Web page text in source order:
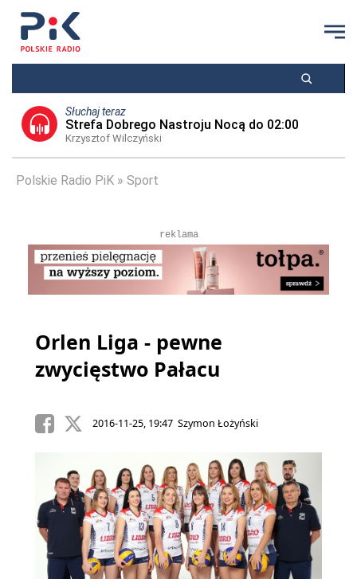
Słuchaj teraz
Strefa Dobrego Nastroju Nocą do 02:00
Krzysztof Wilczyński
Polskie Radio PiK Sport
reklama
Orlen Liga - pewne
zwycięstwo Pałacu
2016-11-25, 19:47 Szymon Łożyński